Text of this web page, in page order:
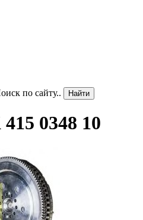
по сайту..
0348 10